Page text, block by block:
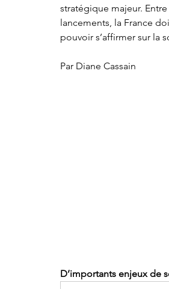
stratégique majeur.
lancements, la France
pouvoir s’affirmer sur la
Par Diane Cassain
D’importants enjeux de